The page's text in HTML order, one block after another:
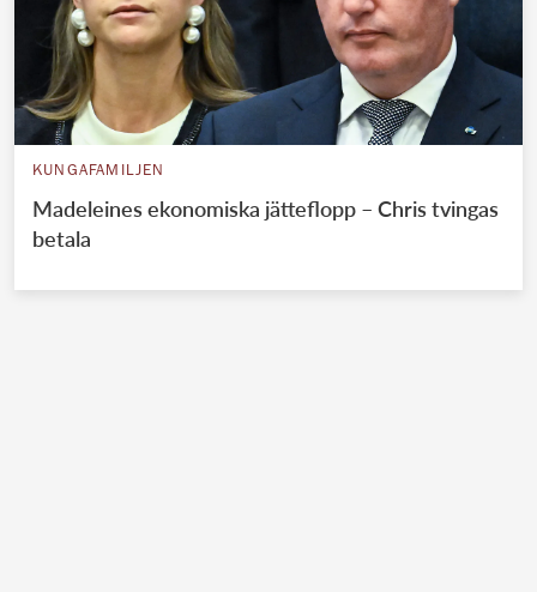
KUNGAFAMILJEN
Madeleines ekonomiska jätteflopp – Chris tvingas
betala